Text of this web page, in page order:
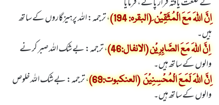
اِنَّ اللہَ مَعَ الْمُتَّقِیْن َ (البقرہ: 194)
، ترجمہ: اللہ پرہیزگاروں کے ساتھ
ہیں۔
اِنَّ اللہَ مَعَ الصَّابِرِیْن (الانفال:46)
، ترجمہ: بے شک اللہ صبر کرنے
والوں کے ساتھ ہیں۔
اِنَّ اللہَ لَمَعَ الْمُحْسِنِیْنَ (العنکبوت:69)
، ترجمہ: بے شک اللہ خلوص
والوں کے ساتھ ہیں۔